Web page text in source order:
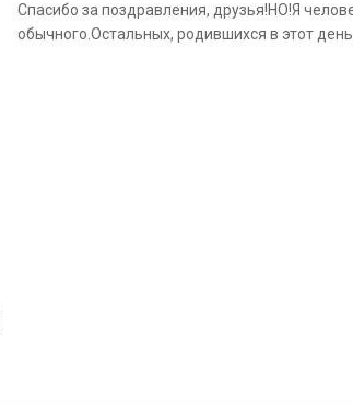
Спасибо за поздравления, друзья!НО!Я
обычного.Остальных, родившихся в этот